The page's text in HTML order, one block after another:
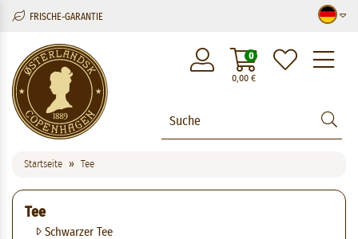
FRISCHE-GARANTIE
0,00€
0
Startseite Tee
Tee
Schwarzer Tee